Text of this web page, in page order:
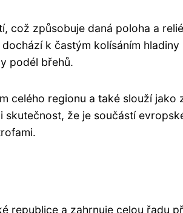
což způsobuje daná poloha a
k častým kolísáním
podél břehů.
celého regionu a také slouží jako
skutečnost, že je součástí
republice a zahrnuje celou řadu